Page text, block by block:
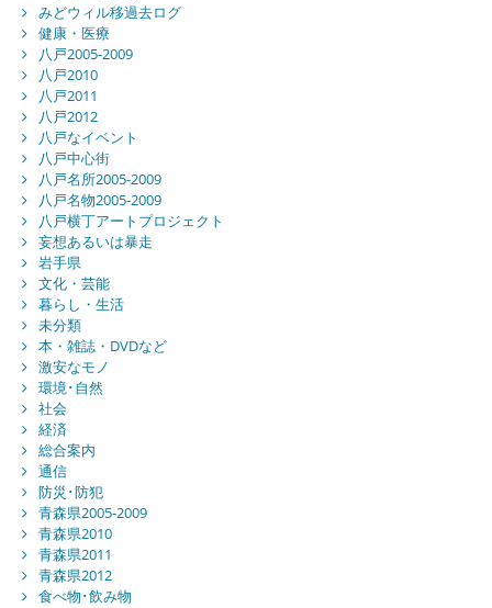
みどウィル移過去ログ
健康・医療
八戸2005-2009
八戸2010
八戸2011
八戸2012
八戸なイベント
八戸中心街
八戸名所2005-2009
八戸名物2005-2009
八戸横丁アートプロジェクト
妄想あるいは暴走
岩手県
文化・芸能
暮らし・生活
未分類
本・雑誌・DVDなど
激安なモノ
環境･自然
社会
経済
総合案内
通信
防災･防犯
青森県2005-2009
青森県2010
青森県2011
青森県2012
食べ物･飲み物